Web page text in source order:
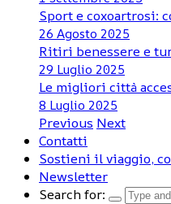
Sport e coxoartrosi:
26 Agosto 2025
Ritiri benessere e
29 Luglio 2025
Le migliori città
8 Luglio 2025
Previous Next
Contatti
Sostieni il viaggio,
Newsletter
Search for: